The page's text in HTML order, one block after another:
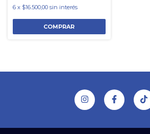
6 x $16.500,00 sin interés